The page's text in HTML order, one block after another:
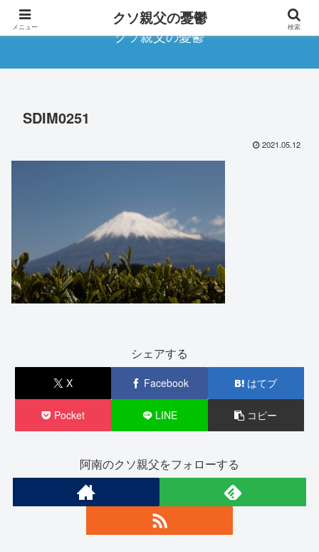
クソ親父の憂鬱
SDIM0251
2021.05.12
シェアする
X Facebook はてブ
Pocket LINE コピー
阿南のクソ親父をフォローする
メニュー クソ親父の憂鬱 検索